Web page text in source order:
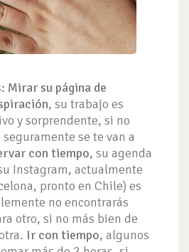
Mirar su página de
, su trabajo es
y sorprendente, si no
se te van a
con tiempo, su agenda
Instagram, actualmente
pronto en Chile) es
no encontrarás
otro, si no más bien de
Ir con tiempo, algunos